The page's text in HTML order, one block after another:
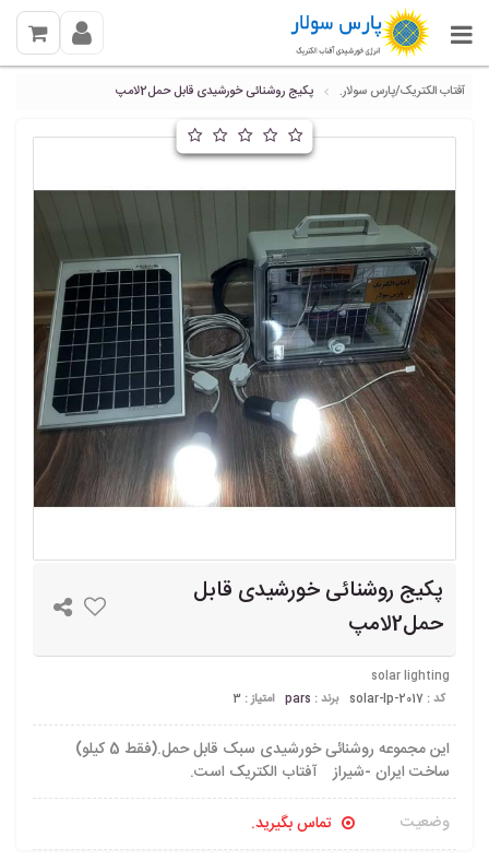
آفتاب الکتریک/پارس سولار. پکیج روشنائی خورشیدی قابل حمل2لامپ
پکیج روشنائی خورشیدی قابل
حمل2لامپ
solar lighting
کد : solar-lp-2017 برند : pars امتیاز : 3
این مجموعه روشنائی خورشیدی سبک قابل حمل.(فقط 5 کیلو)
ساخت ایران -شیراز آفتاب الکتریک است.
وضعیت
تماس بگیرید.